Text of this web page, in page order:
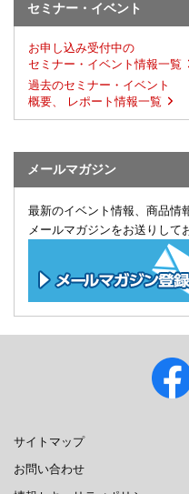
セミナー・イベント
お申し込み受付中の
セミナー・イベント情報一覧
過去のセミナー・イベント
概要、 レポート情報一覧
メールマガジン
最新のイベント情報、商品情
メールマガジンをお送りして
サイトマップ
お問い合わせ